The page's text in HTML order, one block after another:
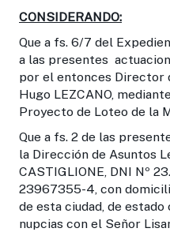
CONSIDERANDO:
Que a fs. 6/7 del
a las presentes
por el entonces Director
Hugo LEZCANO,
Proyecto de Loteo de la
Que a fs. 2 de las
la Dirección de Asuntos
CASTIGLIONE, DNI Nº
23967355-4, con
de esta ciudad, de
nupcias con el Señor